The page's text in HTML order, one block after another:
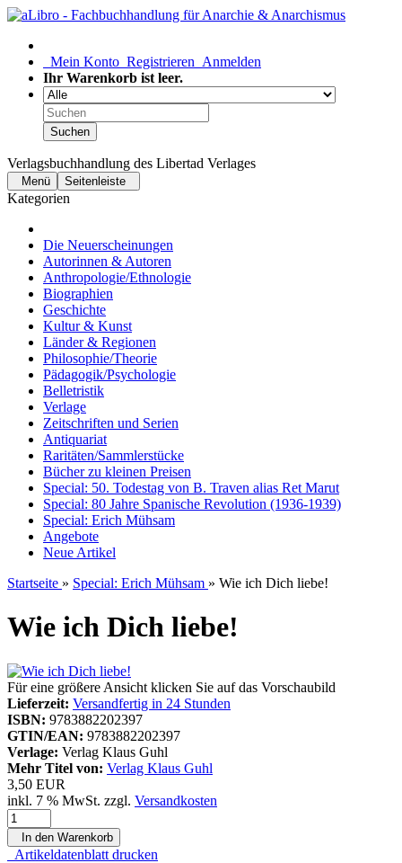
Mein Konto Registrieren Anmelden
Ihr Warenkorb ist leer.
Suchen
Verlagsbuchhandlung des Libertad Verlages
Menü Seitenleiste
Kategorien
Die Neuerscheinungen
Autorinnen & Autoren
Anthropologie/Ethnologie
Biographien
Geschichte
Kultur & Kunst
Länder & Regionen
Philosophie/Theorie
Pädagogik/Psychologie
Belletristik
Verlage
Zeitschriften und Serien
Antiquariat
Raritäten/Sammlerstücke
Bücher zu kleinen Preisen
Special: 50. Todestag von B. Traven alias Ret Marut
Special: 80 Jahre Spanische Revolution (1936-1939)
Special: Erich Mühsam
Angebote
Neue Artikel
Startseite » Special: Erich Mühsam » Wie ich Dich liebe!
Wie ich Dich liebe!
Für eine größere Ansicht klicken Sie auf das Vorschaubild
Lieferzeit: Versandfertig in 24 Stunden
ISBN: 9783882202397
GTIN/EAN: 9783882202397
Verlage: Verlag Klaus Guhl
Mehr Titel von: Verlag Klaus Guhl
3,50 EUR
inkl. 7 % MwSt. zzgl. Versandkosten
In den Warenkorb
Artikeldatenblatt drucken